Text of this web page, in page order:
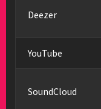
Deezer
YouTube
SoundCloud